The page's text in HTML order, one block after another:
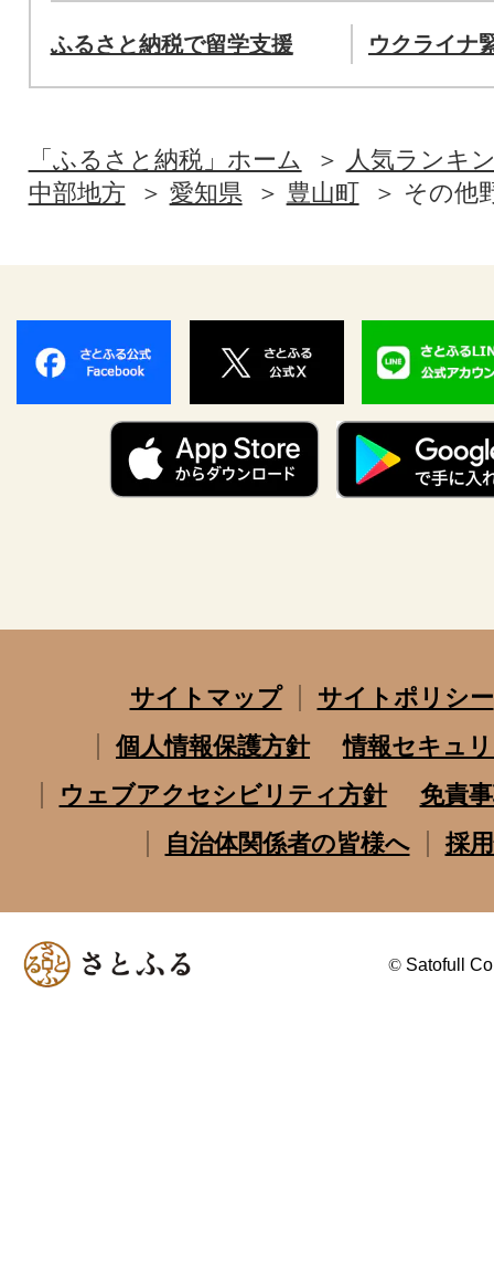
ふるさと納税で留学支援 ウクライナ
「ふるさと納税」ホーム
人気ランキ
中部地方
愛知県 豊山町 その他
サイトマップ
サイトポリシー
個人情報保護方針
情報セキュ
ウェブアクセシビリティ方針
免責
自治体関係者の皆様へ
採
© Satofull